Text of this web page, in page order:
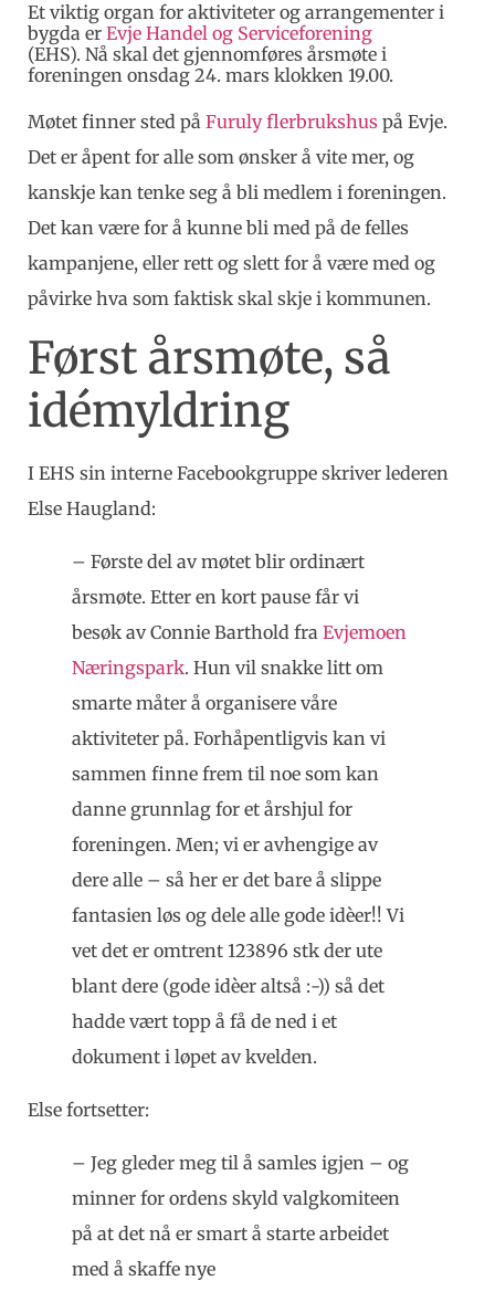
Et viktig organ for aktiviteter og arrangementer i
bygda er Evje Handel og Serviceforening
(EHS). Nå skal det gjennomføres årsmøte i
foreningen onsdag 24. mars klokken 19.00.
Møtet finner sted på Furuly flerbrukshus på Evje.
Det er åpent for alle som ønsker å vite mer, og
kanskje kan tenke seg å bli medlem i foreningen.
Det kan være for å kunne bli med på de felles
kampanjene, eller rett og slett for å være med og
påvirke hva som faktisk skal skje i kommunen.
Først årsmøte, så
idémyldring
I EHS sin interne Facebookgruppe skriver lederen
Else Haugland:
– Første del av møtet blir ordinært
årsmøte. Etter en kort pause får vi
besøk av Connie Barthold fra Evjemoen
Næringspark. Hun vil snakke litt om
smarte måter å organisere våre
aktiviteter på. Forhåpentligvis kan vi
sammen finne frem til noe som kan
danne grunnlag for et årshjul for
foreningen. Men; vi er avhengige av
dere alle – så her er det bare å slippe
fantasien løs og dele alle gode idèer!! Vi
vet det er omtrent 123896 stk der ute
blant dere (gode idèer altså :-)) så det
hadde vært topp å få de ned i et
dokument i løpet av kvelden.
Else fortsetter:
– Jeg gleder meg til å samles igjen – og
minner for ordens skyld valgkomiteen
på at det nå er smart å starte arbeidet
med å skaffe nye